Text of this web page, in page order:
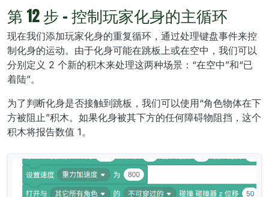
第 12 步 - 控制玩家化身的主循环
现在我们添加玩家化身的重复循环，通过处理键盘事件来控
制化身的运动。由于化身可能在跳板上或在空中，我们可以
分别定义 2 个新的积木来处理这两种场景：“在空中”和“已
着陆”。
为了判断化身是否接触到跳板，我们可以使用“角色物体在下
方被阻止”积木。如果化身被其下方的任何障碍物阻挡，这个
积木将报告数值 1。